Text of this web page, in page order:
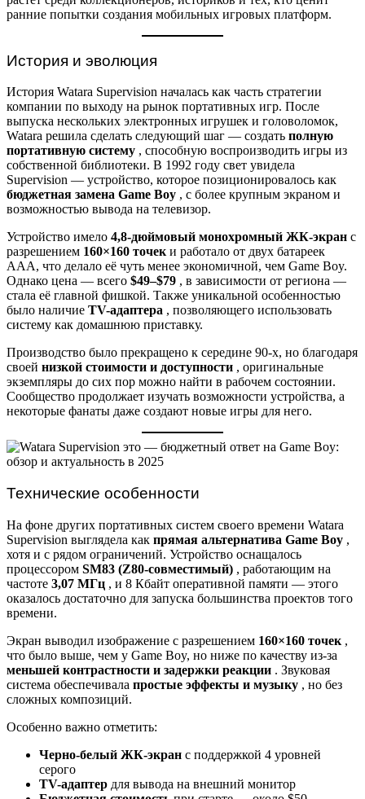
ранние попытки создания мобильных игровых платформ.
История и эволюция
История Watara Supervision началась как часть стратегии
компании по выходу на рынок портативных игр. После
выпуска нескольких электронных игрушек и головоломок,
Watara решила сделать следующий шаг — создать полную
портативную систему , способную воспроизводить игры из
собственной библиотеки. В 1992 году свет увидела
Supervision — устройство, которое позиционировалось как
бюджетная замена Game Boy , с более крупным экраном и
возможностью вывода на телевизор.
Устройство имело 4,8-дюймовый монохромный ЖК-экран с
разрешением 160×160 точек и работало от двух батареек
AAA, что делало её чуть менее экономичной, чем Game Boy.
Однако цена — всего $49–$79 , в зависимости от региона —
стала её главной фишкой. Также уникальной особенностью
было наличие TV-адаптера , позволяющего использовать
систему как домашнюю приставку.
Производство было прекращено к середине 90-х, но благодаря
своей низкой стоимости и доступности , оригинальные
экземпляры до сих пор можно найти в рабочем состоянии.
Сообщество продолжает изучать возможности устройства, а
некоторые фанаты даже создают новые игры для него.
Технические особенности
На фоне других портативных систем своего времени Watara
Supervision выглядела как прямая альтернатива Game Boy ,
хотя и с рядом ограничений. Устройство оснащалось
процессором SM83 (Z80-совместимый) , работающим на
частоте 3,07 МГц , и 8 Кбайт оперативной памяти — этого
оказалось достаточно для запуска большинства проектов того
времени.
Экран выводил изображение с разрешением 160×160 точек ,
что было выше, чем у Game Boy, но ниже по качеству из-за
меньшей контрастности и задержки реакции . Звуковая
система обеспечивала простые эффекты и музыку , но без
сложных композиций.
Особенно важно отметить:
Черно-белый ЖК-экран с поддержкой 4 уровней
серого
TV-адаптер для вывода на внешний монитор